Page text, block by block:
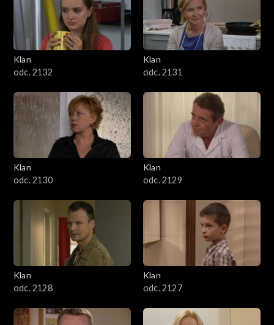
Klan
odc. 2132
Klan
odc. 2131
Klan
odc. 2130
Klan
odc. 2129
Klan
odc. 2128
Klan
odc. 2127